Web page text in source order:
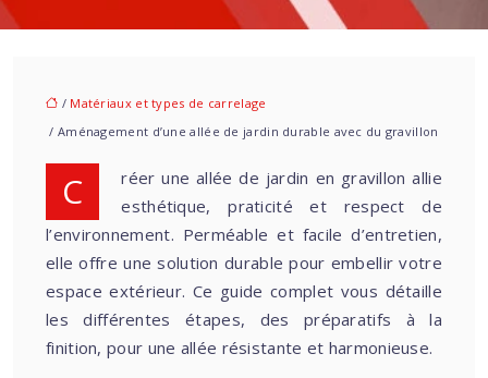
/ Matériaux et types de carrelage
/ Aménagement d’une allée de jardin durable avec du gravillon
Créer une allée de jardin en gravillon allie
esthétique, praticité et respect de
l’environnement. Perméable et facile d’entretien,
elle offre une solution durable pour embellir votre
espace extérieur. Ce guide complet vous détaille
les différentes étapes, des préparatifs à la
finition, pour une allée résistante et harmonieuse.